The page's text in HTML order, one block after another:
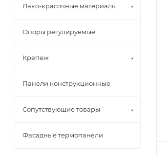
Лако-красочные материалы
Опоры регулируемые
Крепеж
Панели конструкционные
Сопутствующие товары
Фасадные термопанели